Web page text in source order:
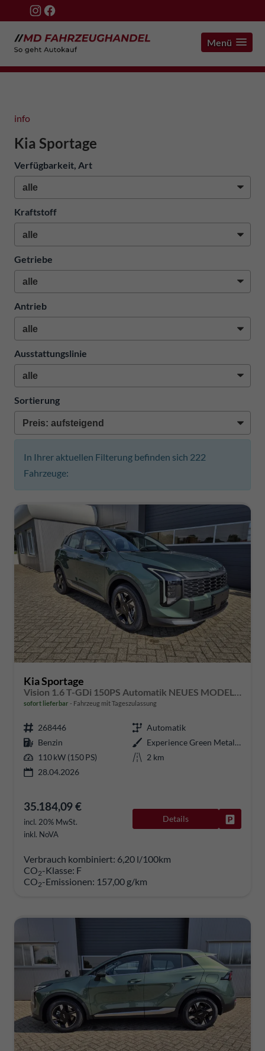
Menü
info
Kia Sportage
Verfügbarkeit, Art
Kraftstoff
Getriebe
Antrieb
Ausstattungslinie
Sortierung
In Ihrer aktuellen Filterung befinden sich 222
Fahrzeuge:
Kia Sportage
sofort lieferbar Fahrzeug mit Tageszulassung
268446
Automatik
Benzin
Experience Green Metallic
110 kW (150 PS)
2 km
28.04.2026
35.184,09 €
incl. 20% MwSt.
inkl. NoVA
Details
Verbrauch kombiniert: 6,20 l/100km
CO2-Klasse: F
CO2-Emissionen: 157,00 g/km